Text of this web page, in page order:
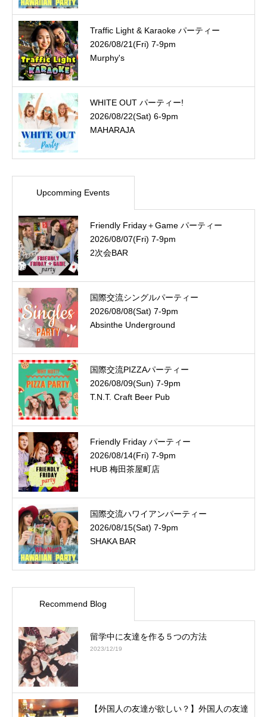
Traffic Light & Karaoke パーティー
2026/08/21(Fri) 7-9pm
Murphy's
WHITE OUT パーティー!
2026/08/22(Sat) 6-9pm
MAHARAJA
Upcomming Events
Friendly Friday＋Game パーティー
2026/08/07(Fri) 7-9pm
2次会BAR
国際交流シングルパーティー
2026/08/08(Sat) 7-9pm
Absinthe Underground
国際交流PIZZAパーティー
2026/08/09(Sun) 7-9pm
T.N.T. Craft Beer Pub
Friendly Friday パーティー
2026/08/14(Fri) 7-9pm
HUB 梅田茶屋町店
国際交流ハワイアンパーティー
2026/08/15(Sat) 7-9pm
SHAKA BAR
Recommend Blog
留学中に友達を作る５つの方法
2023/12/19
【外国人の友達が欲しい？】外国人の友達